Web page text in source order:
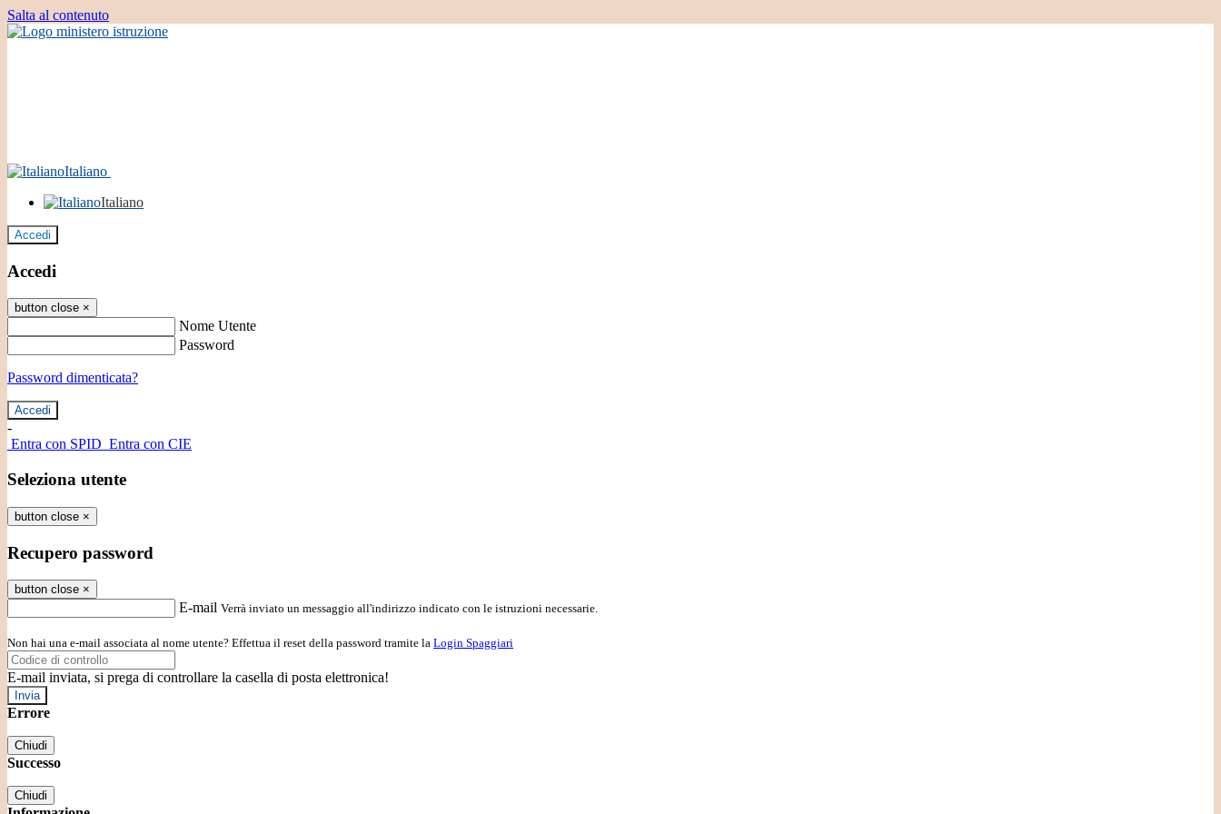
Salta al contenuto
Italiano
Italiano
Accedi
Accedi
button close ×
Nome Utente
Password
Password dimenticata?
-
Entra con SPID Entra con CIE
Seleziona utente
button close ×
Recupero password
button close ×
E-mail Verrà inviato un messaggio all'indirizzo indicato con le istruzioni necessarie.
Non hai una e-mail associata al nome utente? Effettua il reset della password tramite la Login Spaggiari
E-mail inviata, si prega di controllare la casella di posta elettronica!
Errore
Chiudi
Successo
Chiudi